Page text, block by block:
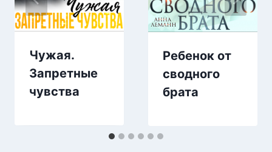
Чужая.
Запретные
чувства
Ребенок от
сводного
брата